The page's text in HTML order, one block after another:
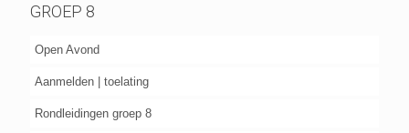
GROEP 8
Open Avond
Aanmelden | toelating
Rondleidingen groep 8